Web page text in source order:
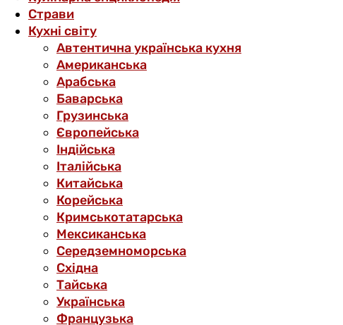
Страви
Кухні світу
Автентична українська кухня
Американська
Арабська
Баварська
Грузинська
Європейська
Індійська
Італійська
Китайська
Корейська
Кримськотатарська
Мексиканська
Середземноморська
Східна
Тайська
Українська
Французька